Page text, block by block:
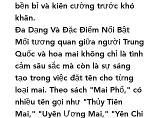
bền bỉ và kiên cường trước khó
khăn.
Đa Dạng Và Đặc Điểm Nổi Bật
Mối tương quan giữa người Trung
Quốc và hoa mai không chỉ là tình
cảm sâu sắc mà còn là sự sáng
tạo trong việc đặt tên cho từng
loại mai. Theo sách "Mai Phổ," có
nhiều tên gọi như "Thủy Tiên
Mai," "Uyên Ương Mai," "Yên Chi